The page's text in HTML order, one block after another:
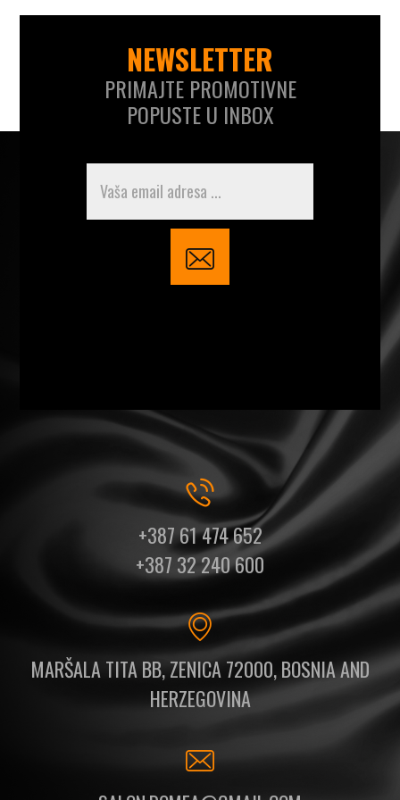
NEWSLETTER
PRIMAJTE PROMOTIVNE
POPUSTE U INBOX
+387 61 474 652
+387 32 240 600
MARŠALA TITA BB, ZENICA 72000, BOSNIA AND
HERZEGOVINA